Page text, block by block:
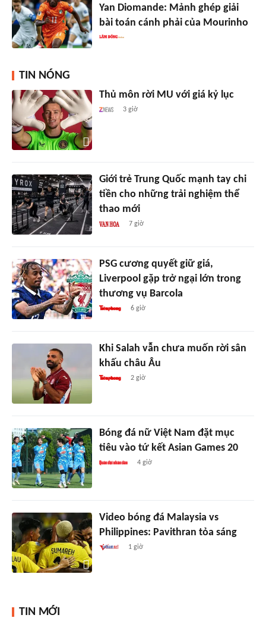
Yan Diomande: Mảnh ghép giải
bài toán cánh phải của Mourinho
TIN NÓNG
Thủ môn rời MU với giá kỷ lục
3 giờ
Giới trẻ Trung Quốc mạnh tay chi
tiền cho những trải nghiệm thể
thao mới
7 giờ
PSG cương quyết giữ giá,
Liverpool gặp trở ngại lớn trong
thương vụ Barcola
6 giờ
Khi Salah vẫn chưa muốn rời sân
khấu châu Âu
2 giờ
Bóng đá nữ Việt Nam đặt mục
tiêu vào tứ kết Asian Games 20
4 giờ
Video bóng đá Malaysia vs
Philippines: Pavithran tỏa sáng
1 giờ
TIN MỚI